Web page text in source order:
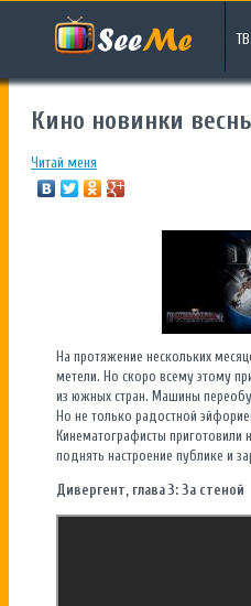
Кино новинки
Читай меня
На протяжение нескольких
метели. Но скоро всему этому
из южных стран. Машины
Но не только радостной
Кинематографисты
поднять настроение публике и
Дивергент, глава 3: За стеной